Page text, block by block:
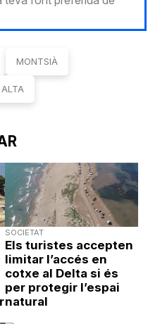
MONTSIÀ
ALTA
SOCIETAT
Els turistes accepten
limitar l’accés en
cotxe al Delta si és
per protegir l’espai
natural